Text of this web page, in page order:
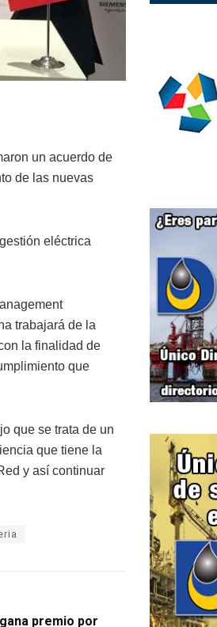
un acuerdo de
de las nuevas
eléctrica
trabajará de la
la finalidad de
que
que se trata de un
que tiene la
y así continuar
premio por